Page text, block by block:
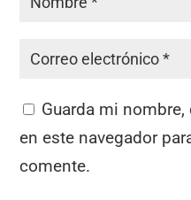
Guarda mi
en este navegador
comente.